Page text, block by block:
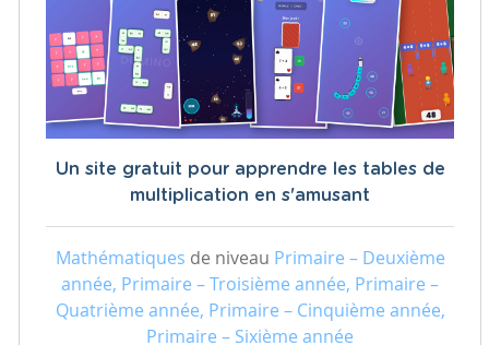
Un site gratuit pour apprendre les tables de
multiplication en s'amusant
Mathématiques de niveau Primaire – Deuxième
année, Primaire – Troisième année, Primaire –
Quatrième année, Primaire – Cinquième année,
Primaire – Sixième année